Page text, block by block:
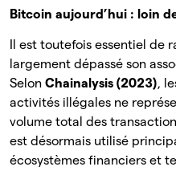
Bitcoin aujourd’hui : loin
Il est toutefois essentiel de
largement dépassé son
Selon Chainalysis (2023),
activités illégales ne
volume total des
est désormais utilisé
écosystèmes financiers et